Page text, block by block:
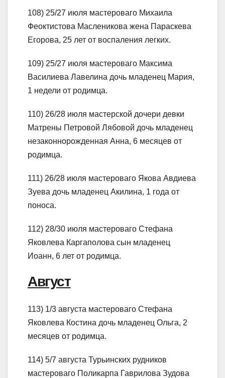
108) 25/27 июля мастероваго Михаила
Феоктистова Масленикова жена Параскева
Егорова, 25 лет от воспаления легких.
109) 25/27 июля мастероваго Максима
Василиева Лавелина дочь младенец Мария,
1 недели от родимца.
110) 26/28 июля мастерской дочери девки
Матрены Петровой Лябовой дочь младенец
незаконнорожденная Анна, 6 месяцев от
родимца.
111) 26/28 июля мастероваго Якова Авдиева
Зуева дочь младенец Акилина, 1 года от
поноса.
112) 28/30 июля мастероваго Стефана
Яковлева Каргаполова сын младенец
Иоанн, 6 лет от родимца.
Август
113) 1/3 августа мастероваго Стефана
Яковлева Костина дочь младенец Ольга, 2
месяцев от родимца.
114) 5/7 августа Турьинских рудников
мастероваго Поликарпа Гаврилова Зудова